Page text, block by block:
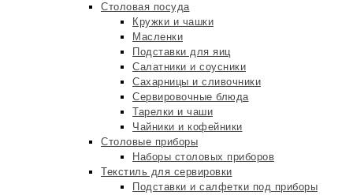
Столовая посуда
Кружки и чашки
Масленки
Подставки для яиц
Салатники и соусники
Сахарницы и сливочники
Сервировочные блюда
Тарелки и чаши
Чайники и кофейники
Столовые приборы
Наборы столовых приборов
Текстиль для сервировки
Подставки и салфетки под приборы